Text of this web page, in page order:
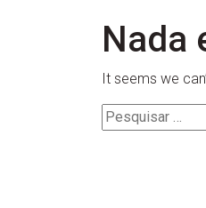
Nada
It seems we
Pesquisar
por: